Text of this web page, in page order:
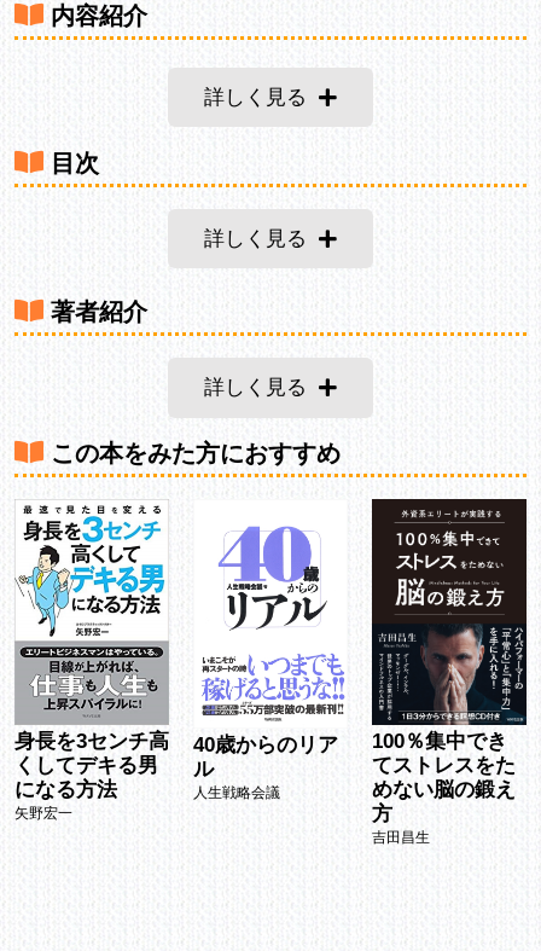
内容紹介
詳しく見る
目次
詳しく見る
著者紹介
詳しく見る
この本をみた方におすすめ
身長を3センチ高
くしてデキる男
になる方法
矢野宏一
40歳からのリア
ル
人生戦略会議
100％集中でき
てストレスをた
めない脳の鍛え
方
吉田昌生